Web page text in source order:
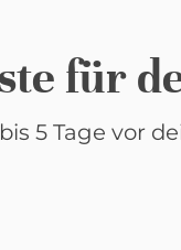
für
5 Tage vor